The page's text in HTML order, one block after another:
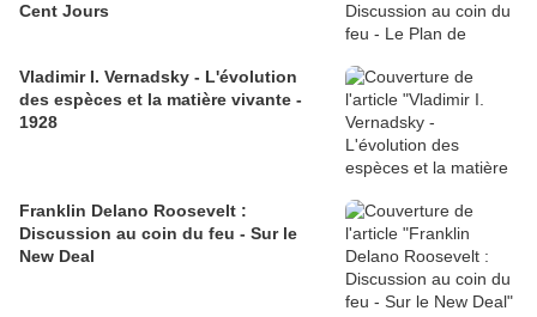
Cent Jours
Vladimir I. Vernadsky - L'évolution
des espèces et la matière vivante -
1928
Franklin Delano Roosevelt :
Discussion au coin du feu - Sur le
New Deal